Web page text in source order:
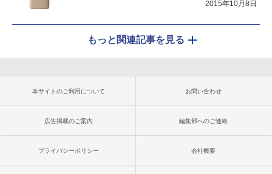
2015年10月8日
もっと関連記事を見る
本サイトのご利用について お問い合わせ
広告掲載のご案内 編集部へのご連絡
プライバシーポリシー 会社概要